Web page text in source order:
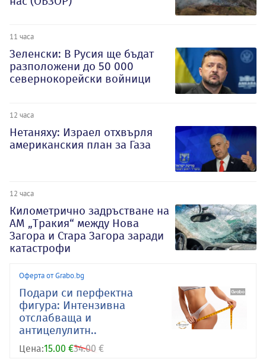
11 часа
Зеленски: В Русия ще бъдат
разположени до 50 000
севернокорейски войници
12 часа
Нетаняху: Израел отхвърля
американския план за Газа
12 часа
Километрично задръстване на
АМ „Тракия“ между Нова
Загора и Стара Загора заради
катастрофи
Оферта от Grabo.bg
Подари си перфектна
фигура: Интензивна
отслабваща и
антицелулитн..
Цена:15.00 €34.00 €